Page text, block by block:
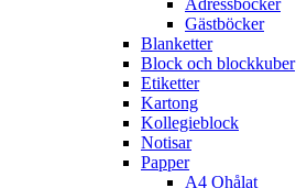
Adressböcker
Gästböcker
Blanketter
Block och blockkuber
Etiketter
Kartong
Kollegieblock
Notisar
Papper
A4 Ohålat